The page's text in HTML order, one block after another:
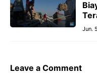
Jun.
Leave a Comment